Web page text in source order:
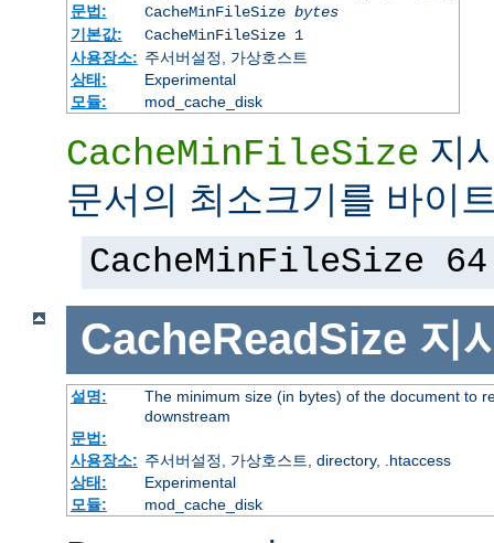
문법:
CacheMinFileSize bytes
기본값:
CacheMinFileSize 1
사용장소: 주서버설정, 가상호스트
상태:
Experimental
모듈:
mod_cache_disk
CacheMinFileSize 지
문서의 최소크기를 바이
CacheMinFileSize 64
CacheReadSize 지
설명:
The minimum size (in bytes) of the document to
downstream
문법:
사용장소: 주서버설정, 가상호스트, directory, .htaccess
상태:
Experimental
모듈:
mod_cache_disk